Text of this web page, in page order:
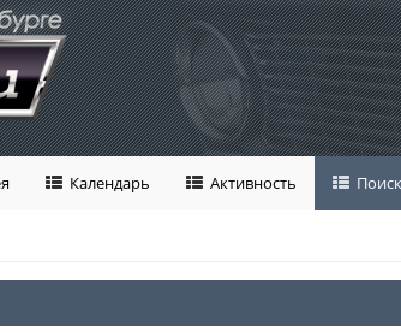
Календарь Активность Поиск